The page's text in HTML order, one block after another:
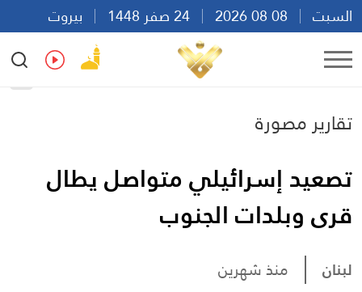
السبت
بيروت
21:05
Ar
تقارير مصورة
تصعيد إسرائيلي متواصل يطال
قرى وبلدات الجنوب
لبنان منذ شهرين